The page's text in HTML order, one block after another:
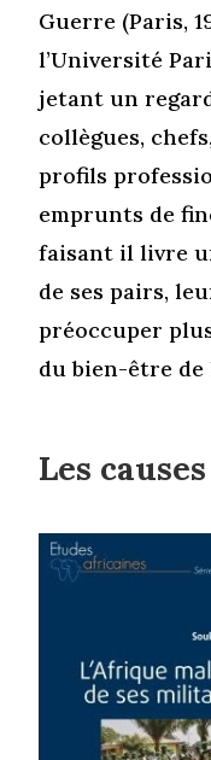
Guerre (Paris,
l’Université
jetant un
collègues,
profils
emprunts de
faisant il livre
de ses pairs,
préoccuper
du bien-être de
Les